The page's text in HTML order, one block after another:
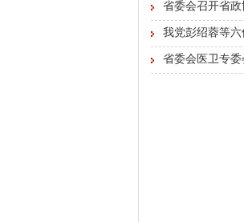
省委会召开省
我党彭绍蓉等
省委会医卫专